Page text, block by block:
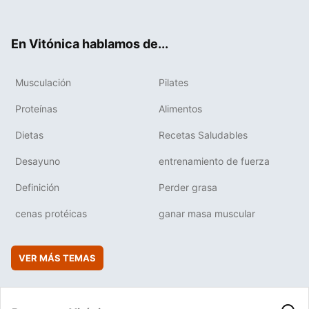
En Vitónica hablamos de...
Musculación Pilates
Proteínas Alimentos
Dietas Recetas Saludables
Desayuno entrenamiento de fuerza
Definición Perder grasa
cenas protéicas ganar masa muscular
VER MÁS TEMAS